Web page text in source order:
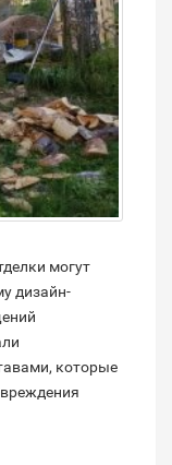
могут
дизайн-
которые